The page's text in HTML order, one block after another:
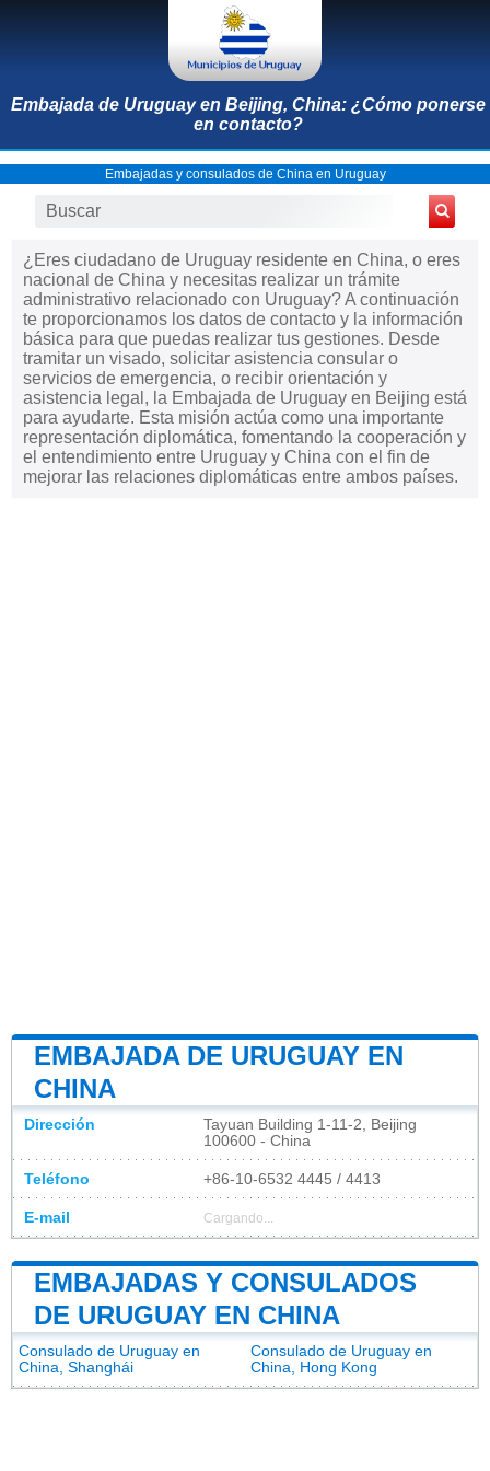
Embajada de Uruguay en Beijing, China: ¿Cómo ponerse
en contacto?
Embajadas y consulados de China en Uruguay
¿Eres ciudadano de Uruguay residente en China, o eres
nacional de China y necesitas realizar un trámite
administrativo relacionado con Uruguay? A continuación
te proporcionamos los datos de contacto y la información
básica para que puedas realizar tus gestiones. Desde
tramitar un visado, solicitar asistencia consular o
servicios de emergencia, o recibir orientación y
asistencia legal, la Embajada de Uruguay en Beijing está
para ayudarte. Esta misión actúa como una importante
representación diplomática, fomentando la cooperación y
el entendimiento entre Uruguay y China con el fin de
mejorar las relaciones diplomáticas entre ambos países.
EMBAJADA DE URUGUAY EN
CHINA
Dirección
Tayuan Building 1-11-2, Beijing
100600 - China
Teléfono +86-10-6532 4445 / 4413
E-mail Cargando...
EMBAJADAS Y CONSULADOS
DE URUGUAY EN CHINA
Consulado de Uruguay en
China, Shanghái
Consulado de Uruguay en
China, Hong Kong